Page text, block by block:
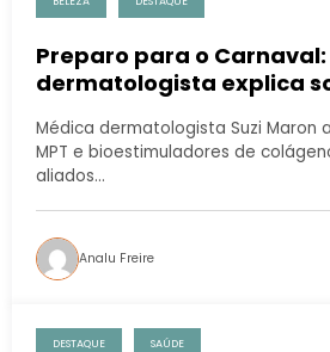
Preparo para o Carnaval:
dermatologista explica
embelezamento do
Médica dermatologista Suzi Maron
MPT e bioestimuladores de
aliados…
Analu Freire
DESTAQUE SAÚDE